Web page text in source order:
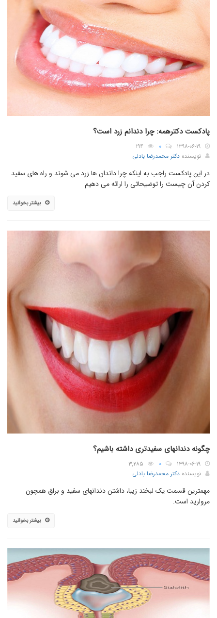
پادکست دکترهمه: چرا دندانم زرد است؟
۱۳۹۸-۰۶-۱۹ ۰
۱۹۴
نویسنده دکتر محمدرضا بادلی
در این پادکست راجب به اینکه چرا داندان ها زرد می شوند و راه های سفید
کردن آن چیست را توضیحاتی را ارائه می دهیم
بیشتر بخوانید
چگونه دندانهای سفیدتری داشته باشیم؟
۱۳۹۸-۰۶-۱۹ ۰
۳٬۲۸۵
نویسنده دکتر محمدرضا بادلی
مهمترین قسمت یک لبخند زیبا، داشتن دندانهای سفید و براق همچون
مروارید است.
بیشتر بخوانید